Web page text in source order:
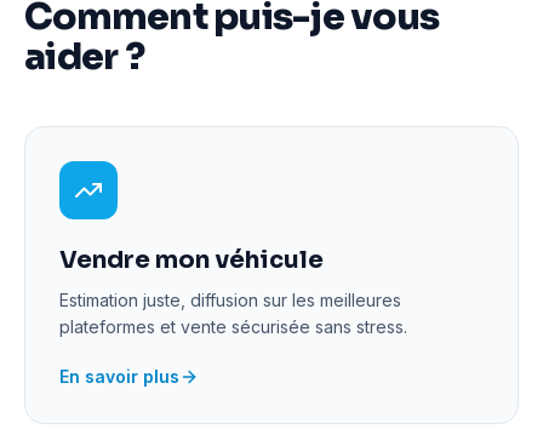
Comment puis-je vous
aider ?
Vendre mon véhicule
Estimation juste, diffusion sur les meilleures
plateformes et vente sécurisée sans stress.
En savoir plus